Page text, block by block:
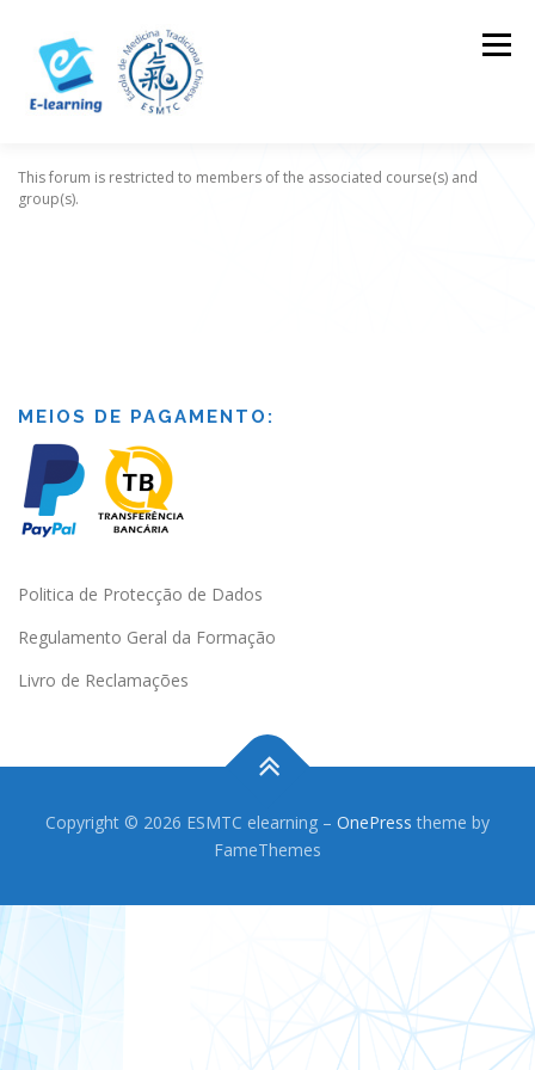
content
Menu
HOME CONTACTOS LOG IN
This forum is restricted to members of the associated course(s) and
group(s).
MEIOS DE PAGAMENTO:
Politica de Protecção de Dados
Regulamento Geral da Formação
Livro de Reclamações
Copyright © 2026 ESMTC elearning – OnePress theme by
FameThemes